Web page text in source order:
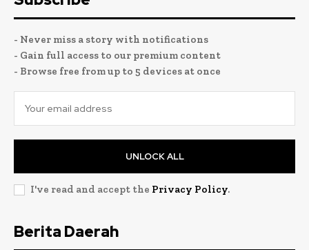
- Never miss a story with notifications
- Gain full access to our premium content
- Browse free from up to 5 devices at once
UNLOCK ALL
I've read and accept the Privacy Policy.
Berita Daerah